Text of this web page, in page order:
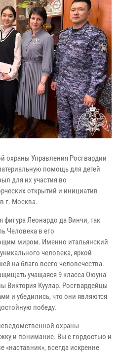
охраны Управления Росгвардии
помощь для детей
для их участия во
открытий и инициатив
г. Москва.
Леонардо да Винчи, так
Человека в его
миром. Именно итальянский
человека, яркой
на благо всего человечества.
учащаяся 9 класса Оюуна
Виктория Куулар. Росгвардейцы
и убедились, что они являются
победу.
охраны
и понимание. Вы с гордостью и
«наставник», всегда искренне